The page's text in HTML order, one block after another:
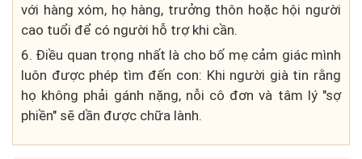
với hàng xóm, họ hàng, trưởng thôn hoặc hội người
cao tuổi để có người hỗ trợ khi cần.
6. Điều quan trọng nhất là cho bố mẹ cảm giác mình
luôn được phép tìm đến con: Khi người già tin rằng
họ không phải gánh nặng, nỗi cô đơn và tâm lý "sợ
phiền" sẽ dần được chữa lành.